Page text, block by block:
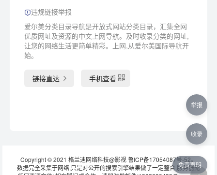
违规链接举报
爱尔美分类目录导航是开放式网站分类目录，汇集全网
优质网址及资源的中文上网导航。及时收录分类的网址,
让您的网络生活更简单精彩。上网,从爱尔美国际导航开
始。
链接直达 手机查看
Copyright © 2021 格兰迪网络科技@影视鲁ICP备17054087号-52。
数据完全采集于网络,只是对公开的搜索引擎结果做了一定整合,服务器无
免责声明
举报
收录